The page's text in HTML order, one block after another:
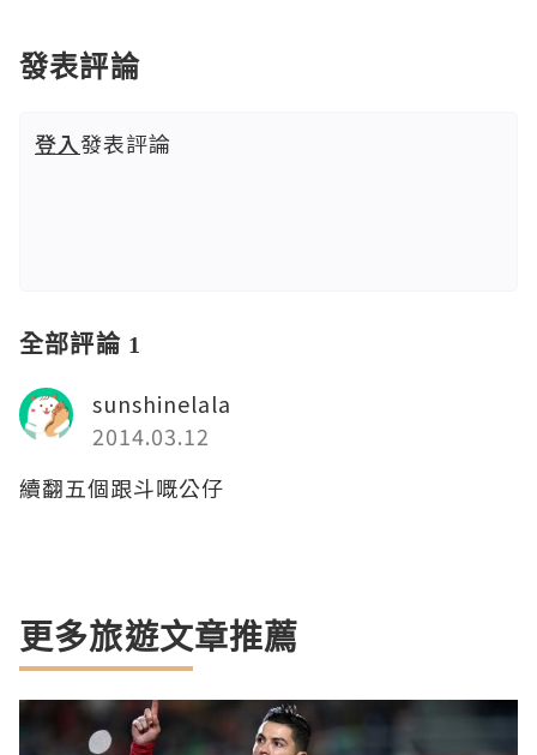
發表評論
登入發表評論
全部評論 1
sunshinelala
2014.03.12
續翻五個跟斗嘅公仔
更多旅遊文章推薦